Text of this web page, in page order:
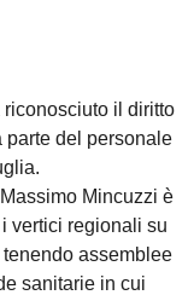
il diritto
parte del personale
Mincuzzi è
vertici regionali su
assemblee
sanitarie in cui